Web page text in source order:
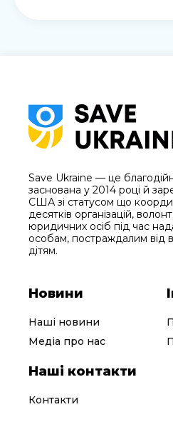
Save Ukraine — це
заснована у 2014 році й
США зі статусом що
десятків організацій,
юридичних осіб під час
особам, постраждалим від
дітям.
Новини
Наші новини
Медіа про нас
Наші контакти
Контакти